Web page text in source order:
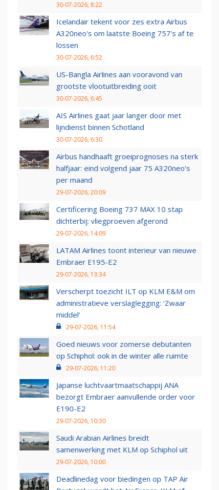
30-07-2026, 8:22
Icelandair tekent voor zes extra Airbus
A320neo's om laatste Boeing 757's af te
lossen
30-07-2026, 6:52
US-Bangla Airlines aan vooravond van
grootste vlootuitbreiding ooit
30-07-2026, 6:45
AIS Airlines gaat jaar langer door met
lijndienst binnen Schotland
30-07-2026, 6:30
Airbus handhaaft groeiprognoses na sterk
halfjaar: eind volgend jaar 75 A320neo’s
per maand
29-07-2026, 20:09
Certificering Boeing 737 MAX 10 stap
dichterbij: vliegproeven afgerond
29-07-2026, 14:09
LATAM Airlines toont interieur van nieuwe
Embraer E195-E2
29-07-2026, 13:34
Verscherpt toezicht ILT op KLM E&M om
administratieve verslaglegging: ‘Zwaar
middel’
29-07-2026, 11:54
Goed nieuws voor zomerse debutanten
op Schiphol: ook in de winter alle ruimte
29-07-2026, 11:20
Japanse luchtvaartmaatschappij ANA
bezorgt Embraer aanvullende order voor
E190-E2
29-07-2026, 10:30
Saudi Arabian Airlines breidt
samenwerking met KLM op Schiphol uit
29-07-2026, 10:00
Deadlinedag voor biedingen op TAP Air